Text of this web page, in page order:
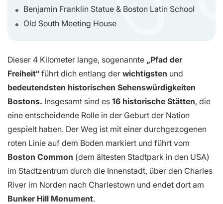
Benjamin Franklin Statue & Boston Latin School
Old South Meeting House
Dieser 4 Kilometer lange, sogenannte „Pfad der
Freiheit“ führt dich entlang der wichtigsten und
bedeutendsten historischen Sehenswürdigkeiten
Bostons. Insgesamt sind es 16 historische Stätten, die
eine entscheidende Rolle in der Geburt der Nation
gespielt haben. Der Weg ist mit einer durchgezogenen
roten Linie auf dem Boden markiert und führt vom
Boston Common (dem ältesten Stadtpark in den USA)
im Stadtzentrum durch die Innenstadt, über den Charles
River im Norden nach Charlestown und endet dort am
Bunker Hill Monument.